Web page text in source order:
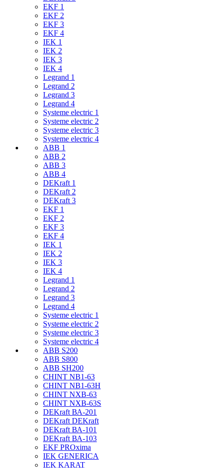
EKF 1
EKF 2
EKF 3
EKF 4
IEK 1
IEK 2
IEK 3
IEK 4
Legrand 1
Legrand 2
Legrand 3
Legrand 4
Systeme electric 1
Systeme electric 2
Systeme electric 3
Systeme electric 4
ABB 1
ABB 2
ABB 3
ABB 4
DEKraft 1
DEKraft 2
DEKraft 3
EKF 1
EKF 2
EKF 3
EKF 4
IEK 1
IEK 2
IEK 3
IEK 4
Legrand 1
Legrand 2
Legrand 3
Legrand 4
Systeme electric 1
Systeme electric 2
Systeme electric 3
Systeme electric 4
ABB S200
ABB S800
ABB SH200
CHINT NB1-63
CHINT NB1-63H
CHINT NXB-63
CHINT NXB-63S
DEKraft ВА-201
DEKraft DEKraft
DEKraft ВА-101
DEKraft ВА-103
EKF PROxima
IEK GENERICA
IEK KARAT